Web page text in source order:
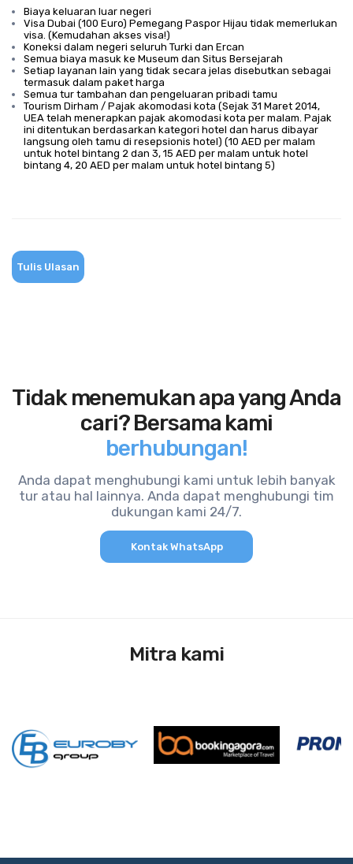
Biaya keluaran luar negeri
Visa Dubai (100 Euro) Pemegang Paspor Hijau tidak memerlukan
visa. (Kemudahan akses visa!)
Koneksi dalam negeri seluruh Turki dan Ercan
Semua biaya masuk ke Museum dan Situs Bersejarah
Setiap layanan lain yang tidak secara jelas disebutkan sebagai
termasuk dalam paket harga
Semua tur tambahan dan pengeluaran pribadi tamu
Tourism Dirham / Pajak akomodasi kota (Sejak 31 Maret 2014,
UEA telah menerapkan pajak akomodasi kota per malam. Pajak
ini ditentukan berdasarkan kategori hotel dan harus dibayar
langsung oleh tamu di resepsionis hotel) (10 AED per malam
untuk hotel bintang 2 dan 3, 15 AED per malam untuk hotel
bintang 4, 20 AED per malam untuk hotel bintang 5)
Tulis Ulasan
Tidak menemukan apa yang Anda
cari? Bersama kami
berhubungan!
Anda dapat menghubungi kami untuk lebih banyak
tur atau hal lainnya. Anda dapat menghubungi tim
dukungan kami 24/7.
Kontak WhatsApp
Mitra kami